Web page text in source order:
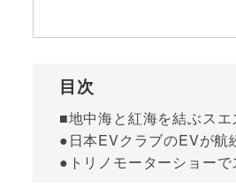
目次
■地中海と紅海を結ぶスエ
●日本EVクラブのEVが航
●トリノモーターショー